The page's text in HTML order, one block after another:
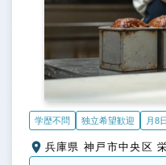
学歴不問 独立希望歓迎 月8
兵庫